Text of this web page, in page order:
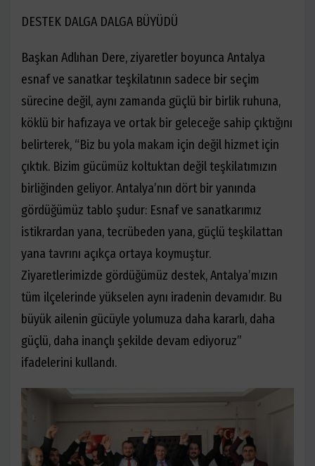
DESTEK DALGA DALGA BÜYÜDÜ
Başkan Adlıhan Dere, ziyaretler boyunca Antalya
esnaf ve sanatkar teşkilatının sadece bir seçim
sürecine değil, aynı zamanda güçlü bir birlik ruhuna,
köklü bir hafızaya ve ortak bir geleceğe sahip çıktığını
belirterek, “Biz bu yola makam için değil hizmet için
çıktık. Bizim gücümüz koltuktan değil teşkilatımızın
birliğinden geliyor. Antalya’nın dört bir yanında
gördüğümüz tablo şudur: Esnaf ve sanatkarımız
istikrardan yana, tecrübeden yana, güçlü teşkilattan
yana tavrını açıkça ortaya koymuştur.
Ziyaretlerimizde gördüğümüz destek, Antalya’mızın
tüm ilçelerinde yükselen aynı iradenin devamıdır. Bu
büyük ailenin gücüyle yolumuza daha kararlı, daha
güçlü, daha inançlı şekilde devam ediyoruz”
ifadelerini kullandı.